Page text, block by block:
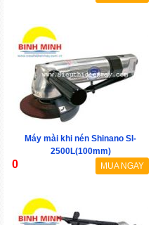
Máy mài khi nén Shinano SI-
2500L(100mm)
0 MUA NGAY